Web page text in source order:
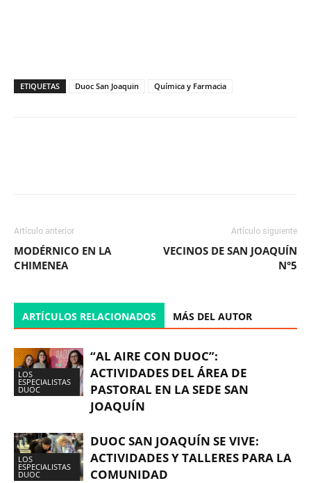
ETIQUETAS Duoc San Joaquin Química y Farmacia
Artículo anterior
MODÉRNICO EN LA
CHIMENEA
Artículo siguiente
VECINOS DE SAN JOAQUÍN
N°5
ARTÍCULOS RELACIONADOS MÁS DEL AUTOR
LOS
ESPECIALISTAS
DUOC
“AL AIRE CON DUOC”:
ACTIVIDADES DEL ÁREA DE
PASTORAL EN LA SEDE SAN
JOAQUÍN
LOS
ESPECIALISTAS
DUOC
DUOC SAN JOAQUÍN SE VIVE:
ACTIVIDADES Y TALLERES PARA LA
COMUNIDAD